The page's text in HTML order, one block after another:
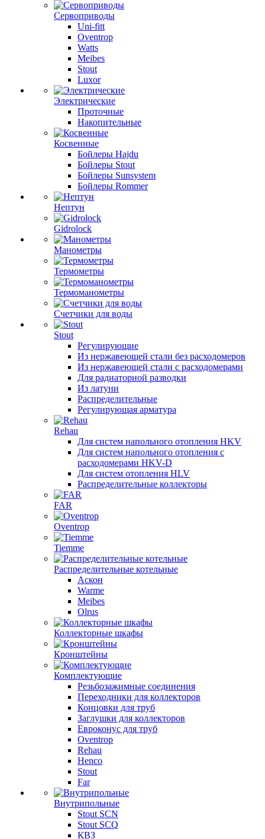
Сервоприводы
Uni-fitt
Oventrop
Watts
Meibes
Stout
Luxor
Электрические
Проточные
Накопительные
Косвенные
Бойлеры Hajdu
Бойлеры Stout
Бойлеры Sunsystem
Бойлеры Rommer
Нептун
Gidrolock
Манометры
Термометры
Термоманометры
Счетчики для воды
Stout
Регулирующие
Из нержавеющей стали без расходомеров
Из нержавеющей стали с расходомерами
Для радиаторной разводки
Из латуни
Распределительные
Регулирующая арматура
Rehau
Для систем напольного отопления HKV
Для систем напольного отопления с
расходомерами HKV-D
Для систем отопления HLV
Распределительные коллекторы
FAR
Oventrop
Tiemme
Распределительные котельные
Аскон
Warme
Meibes
Olrus
Коллекторные шкафы
Кронштейны
Комплектующие
Резьбозажимные соединения
Переходники для коллекторов
Концовки для труб
Заглушки для коллекторов
Евроконус для труб
Oventrop
Rehau
Henco
Stout
Far
Внутрипольные
Stout SCN
Stout SCQ
КВЗ